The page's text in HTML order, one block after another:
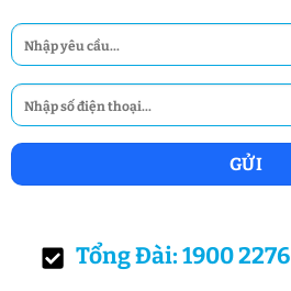
Tổng Đài: 1900 2276